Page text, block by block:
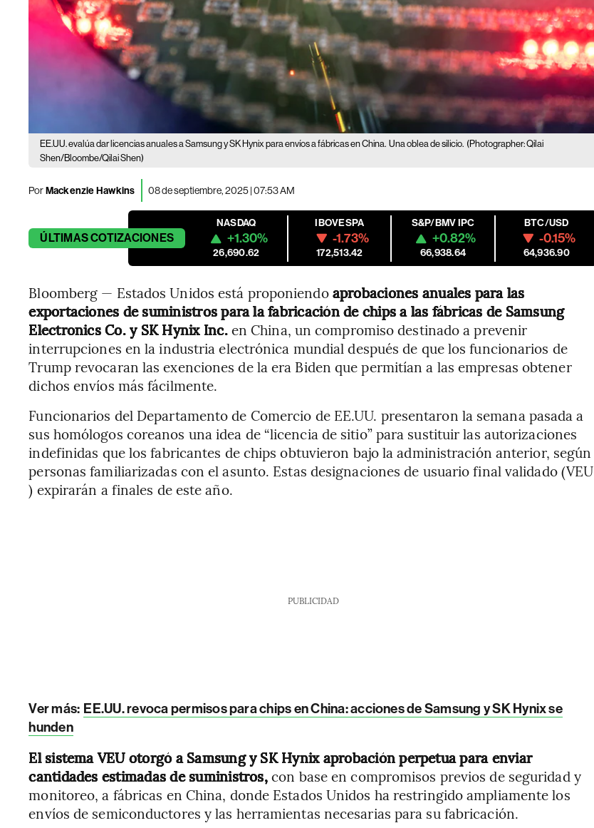
EE.UU. evalúa dar licencias anuales a Samsung y SK Hynix para envíos a fábricas en China. Una oblea de silicio. (Photographer: Qilai
Shen/Bloombe/Qilai Shen)
PorMackenzie Hawkins 08 de septiembre, 2025 | 07:53 AM
ÚLTIMASCOTIZACIONES
NASDAQ
+1.30%
26,690.62
IBOVESPA
-1.73%
172,513.42
S&P/BMV IPC
+0.82%
66,938.64
BTC/USD
-0.15%
64,936.90
Bloomberg — Estados Unidos está proponiendoaprobaciones anuales para las
exportaciones de suministros para la fabricación de chips a las fábricas de Samsung
Electronics Co. y SK Hynix Inc.en China, un compromiso destinado a prevenir
interrupciones en la industria electrónica mundial después de que los funcionarios de
Trump revocaran las exenciones de la era Biden que permitían a las empresas obtener
dichos envíos más fácilmente.
Funcionarios del Departamento de Comercio de EE.UU. presentaron la semana pasada a
sus homólogos coreanos una idea de “licencia de sitio” para sustituir las autorizaciones
indefinidas que los fabricantes de chips obtuvieron bajo la administración anterior, según
personas familiarizadas con el asunto. Estas designaciones de usuario final validado (VEU
) expirarán a finales de este año.
PUBLICIDAD
Ver más: EE.UU. revoca permisos para chips en China: acciones de Samsung y SK Hynix se
hunden
El sistema VEU otorgó a Samsung y SK Hynix aprobación perpetua para enviar
cantidades estimadas de suministros,con base en compromisos previos de seguridad y
monitoreo, a fábricas en China, donde Estados Unidos ha restringido ampliamente los
envíos de semiconductores y las herramientas necesarias para su fabricación.